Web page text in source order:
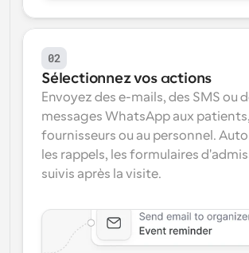
02
Sélectionnez vos actions
Envoyez des e-mails, des SMS ou
messages WhatsApp aux
fournisseurs ou au personnel.
les rappels, les formulaires
suivis après la visite.